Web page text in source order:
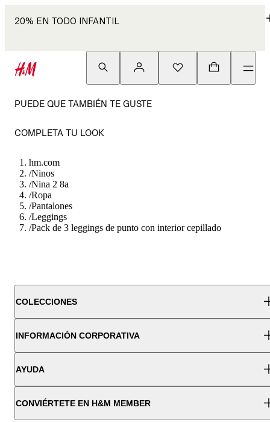
20% EN TODO INFANTIL
PUEDE QUE TAMBIÉN TE GUSTE
COMPLETA TU LOOK
hm.com
/Ninos
/Nina 2 8a
/Ropa
/Pantalones
/Leggings
/Pack de 3 leggings de punto con interior cepillado
COLECCIONES
INFORMACIÓN CORPORATIVA
AYUDA
CONVIÉRTETE EN H&M MEMBER